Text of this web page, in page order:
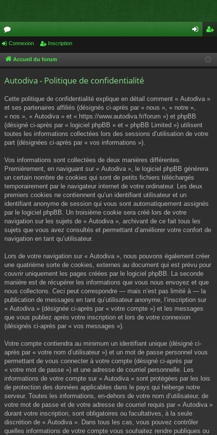
or
u cri
Connexion Inscription
Accueil du forum
Autodiva - Politique de confidentialité
Cette politique de confidentialité explique en détail comment « Autodiva »
et ses partenaires affiliés (désignés ci-après par « nous », « notre »,
« nos », « Autodiva » et « https://www.autodiva.fr/forum ») et phpBB
(désigné ci-après par « logiciel phpBB » et « phpBB Limited ») utilisent
toutes les informations collectées lors des sessions d’utilisation de votre
part (désignées ci-après par « vos informations »).
Vos informations sont collectées de deux manières différentes.
Premièrement, en naviguant sur « Autodiva », le logiciel phpBB génèrera
un certain nombre de cookies qui sont de petits fichiers téléchargés
temporairement par le navigateur internet de votre ordinateur. Les deux
premiers cookies ne contiennent qu’un identifiant utilisateur et un
identifiant anonyme de session qui vous sont automatiquement assignés
par le logiciel phpBB. Un troisième cookie sera créé lors de votre
navigation sur les sujets de « Autodiva », archivant de ce fait tous les
sujets que vous avez consultés et permettant d’améliorer votre confort de
navigation en tant qu’utilisateur.
Lors de votre navigation sur « Autodiva », nous pouvons également créer
une quatrième sorte de cookies, externes au document qui est prévu pour
couvrir uniquement les pages créées par le logiciel phpBB. La seconde
manière est de récupérer les informations que vous nous envoyez et que
nous collectons. Ceci peut correspondre — mais n’est pas limité à — la
publication de messages en tant qu’utilisateur anonyme, l’inscription sur
« Autodiva » (désignée ci-après par « votre compte ») et les messages
que vous publiez après votre inscription et lors de votre connexion
(désignés ci-après par « vos messages »).
Votre compte contiendra au minimum un identifiant unique (désigné ci-
après par « votre nom d’utilisateur ») et un mot de passe personnel vous
permettant de vous connecter à votre compte (désigné ci-après par
« votre mot de passe ») et une adresse de courriel personnelle. Les
informations de votre compte sur « Autodiva » sont protégées par les lois
de protection des données applicables dans le pays qui héberge notre
serveur. Toutes les informations, en-dehors de votre nom d’utilisateur, de
votre mot de passe et de votre adresse de courriel requis par « Autodiva »
durant votre inscription, sont obligatoires ou facultatives, à la seule
discrétion de « Autodiva ». Dans tous les cas, vous pouvez contrôler
quelles informations de votre compte vous souhaitez rendre publiques ou